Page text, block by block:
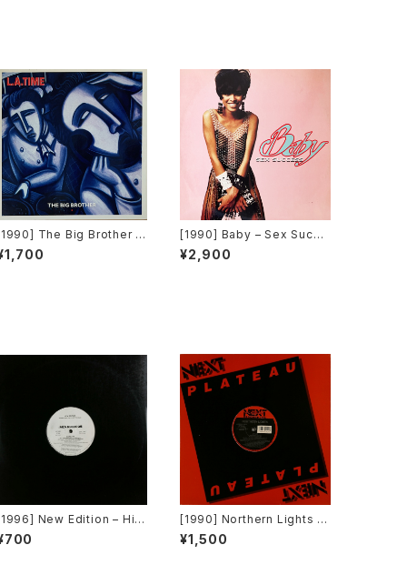
The Big Brother –
Time [A.Beat-C.]
[1990] Baby – Sex Succe
ss [High Energy]
¥2,900
New Edition – Hit
Off [MCA Records][P
[1990] Northern Lights –
Jet Lag [Next Plateau Re
cords Inc.]
¥1,500